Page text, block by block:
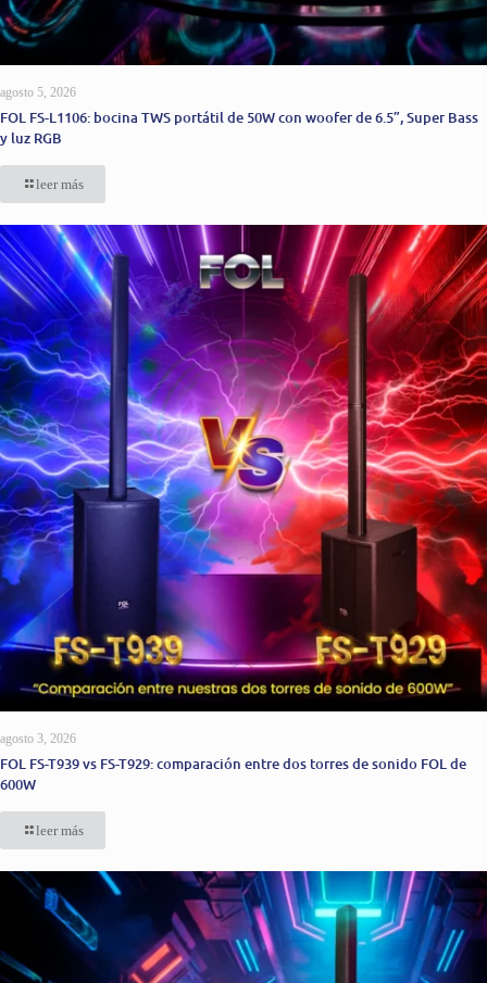
agosto 5, 2026
FOL FS-L1106: bocina TWS portátil de 50W con woofer de 6.5”, Super Bass
y luz RGB
leer más
agosto 3, 2026
FOL FS-T939 vs FS-T929: comparación entre dos torres de sonido FOL de
600W
leer más